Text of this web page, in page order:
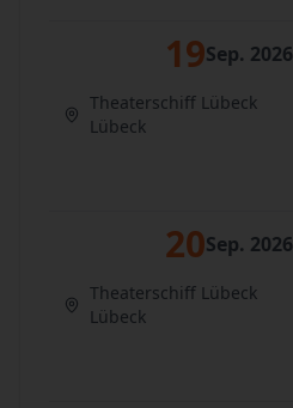
19Sep. 2026
Theaterschiff Lübeck
Lübeck
20Sep. 2026
Theaterschiff Lübeck
Lübeck